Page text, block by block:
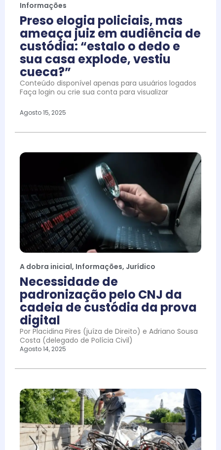
Informações
Preso elogia policiais, mas
ameaça juiz em audiência de
custódia: “estalo o dedo e
sua casa explode, vestiu
cueca?”
Conteúdo disponível apenas para usuários logados
Faça login ou crie sua conta para visualizar
Agosto 15, 2025
A dobra inicial, Informações, Jurídico
Necessidade de
padronização pelo CNJ da
cadeia de custódia da prova
digital
Por Placidina Pires (juíza de Direito) e Adriano Sousa
Costa (delegado de Polícia Civil)
Agosto 14, 2025